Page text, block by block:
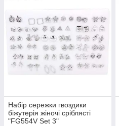
Набір сережки гвоздики
біжутерія жіночі сріблясті
"FG554V Set 3"